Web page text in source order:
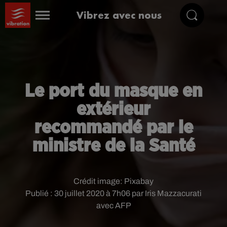
Vibrez avec nous
Le port du masque en
extérieur
recommandé par le
ministre de la Santé
Publié : 30 juillet 2020 à 7h06 par Iris Mazzacurati
avec AFP
Crédit image: Pixabay